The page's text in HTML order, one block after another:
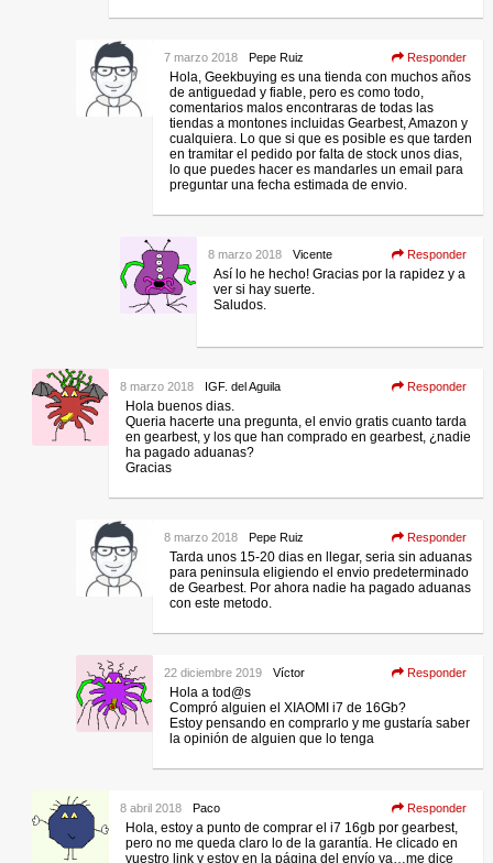
Pepe Ruiz
7 marzo 2018 Responder
Hola, Geekbuying es una tienda con muchos años
de antiguedad y fiable, pero es como todo,
comentarios malos encontraras de todas las
tiendas a montones incluidas Gearbest, Amazon y
cualquiera. Lo que si que es posible es que tarden
en tramitar el pedido por falta de stock unos dias,
lo que puedes hacer es mandarles un email para
preguntar una fecha estimada de envio.
Vicente
8 marzo 2018 Responder
Así lo he hecho! Gracias por la rapidez y a
ver si hay suerte.
Saludos.
IGF. del Aguila
8 marzo 2018 Responder
Hola buenos dias.
Queria hacerte una pregunta, el envio gratis cuanto tarda
en gearbest, y los que han comprado en gearbest, ¿nadie
ha pagado aduanas?
Gracias
Pepe Ruiz
8 marzo 2018 Responder
Tarda unos 15-20 dias en llegar, seria sin aduanas
para peninsula eligiendo el envio predeterminado
de Gearbest. Por ahora nadie ha pagado aduanas
con este metodo.
Víctor
22 diciembre 2019 Responder
Hola a tod@s
Compró alguien el XIAOMI i7 de 16Gb?
Estoy pensando en comprarlo y me gustaría saber
la opinión de alguien que lo tenga
Paco
8 abril 2018 Responder
Hola, estoy a punto de comprar el i7 16gb por gearbest,
pero no me queda claro lo de la garantía. He clicado en
vuestro link y estoy en la página del envío ya…me dice